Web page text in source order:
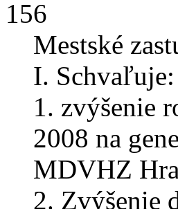
156
Mestské
I. Schvaľuje:
1. zvýšenie
2008 na
MDVHZ
2. Zvýšenie